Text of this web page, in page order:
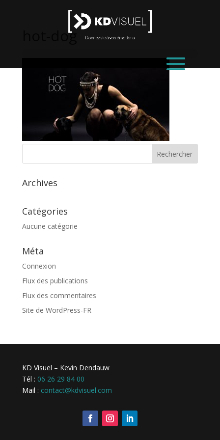
hot-dog
Archives
Catégories
Aucune catégorie
Méta
Connexion
Flux des publications
Flux des commentaires
Site de WordPress-FR
KD Visuel – Kevin Dendauw
Tél : 06 26 29 84 00
Mail : contact@kdvisuel.com